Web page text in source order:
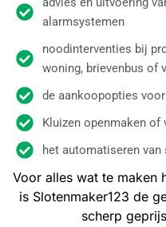
alarmsystemen
noodinterventies bij
woning, brievenbus of
de aankoopopties
Kluizen openmaken of
het automatiseren
Voor alles wat te maken
is Slotenmaker123 de
scherp